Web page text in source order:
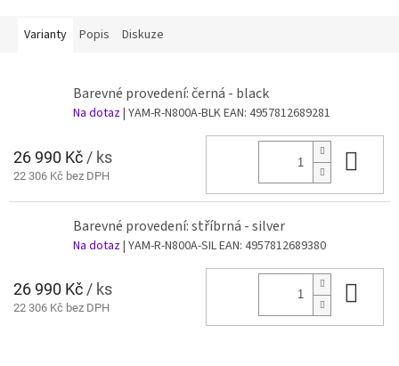
Varianty Popis Diskuze
Barevné provedení: černá - black
Na dotaz| YAM-R-N800A-BLKEAN: 4957812689281
26 990 Kč / ks
22 306 Kč bez DPH
Barevné provedení: stříbrná - silver
Na dotaz| YAM-R-N800A-SILEAN: 4957812689380
26 990 Kč / ks
22 306 Kč bez DPH